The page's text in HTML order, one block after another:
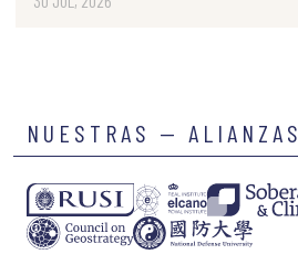
NUESTRAS — ALIANZAS